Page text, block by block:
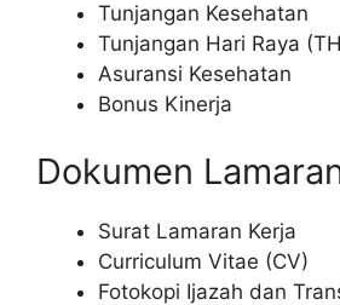
Tunjangan Kesehatan
Tunjangan Hari Raya
Asuransi Kesehatan
Bonus Kinerja
Dokumen
Surat Lamaran Kerja
Curriculum Vitae (CV)
Fotokopi Ijazah dan